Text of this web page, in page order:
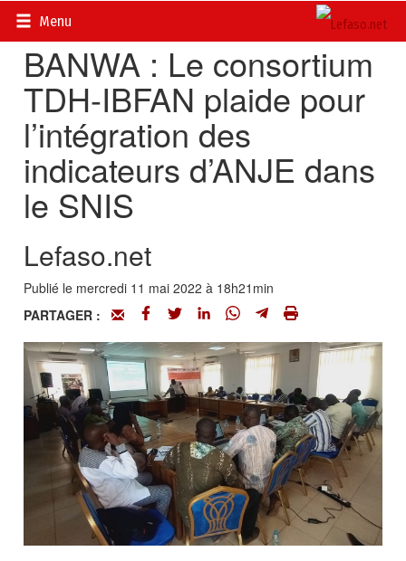
Menu
Accueil>
BANWA : Le consortium
TDH-IBFAN plaide pour
l’intégration des
indicateurs d’ANJE dans
le SNIS
Lefaso.net
Publié le mercredi 11 mai 2022 à 18h21min
PARTAGER :